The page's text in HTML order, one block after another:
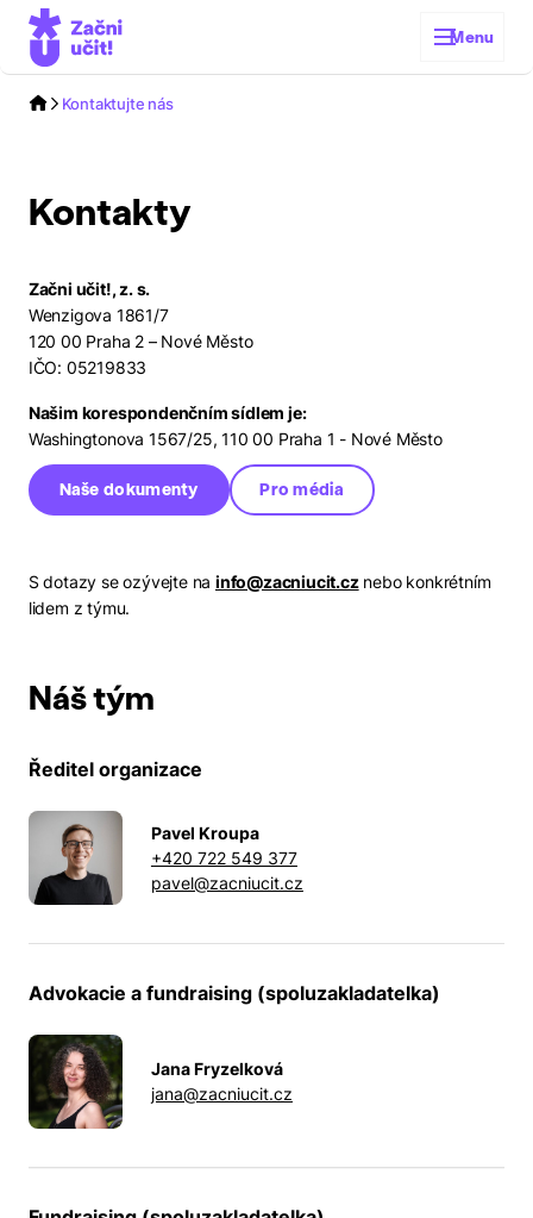
Menu
Kontaktujte nás
Kontakty
Začni učit!, z. s.
Wenzigova 1861/7
120 00 Praha 2 – Nové Město
IČO: 05219833
Našim korespondenčním sídlem je:
Washingtonova 1567/25, 110 00 Praha 1 - Nové Město
Naše dokumenty Pro média
S dotazy se ozývejte na info@zacniucit.cznebo konkrétním
lidem z týmu.
Náš tým
Ředitel organizace
Pavel Kroupa
+420 722 549 377
pavel@zacniucit.cz
Advokacie a fundraising (spoluzakladatelka)
Jana Fryzelková
jana@zacniucit.cz